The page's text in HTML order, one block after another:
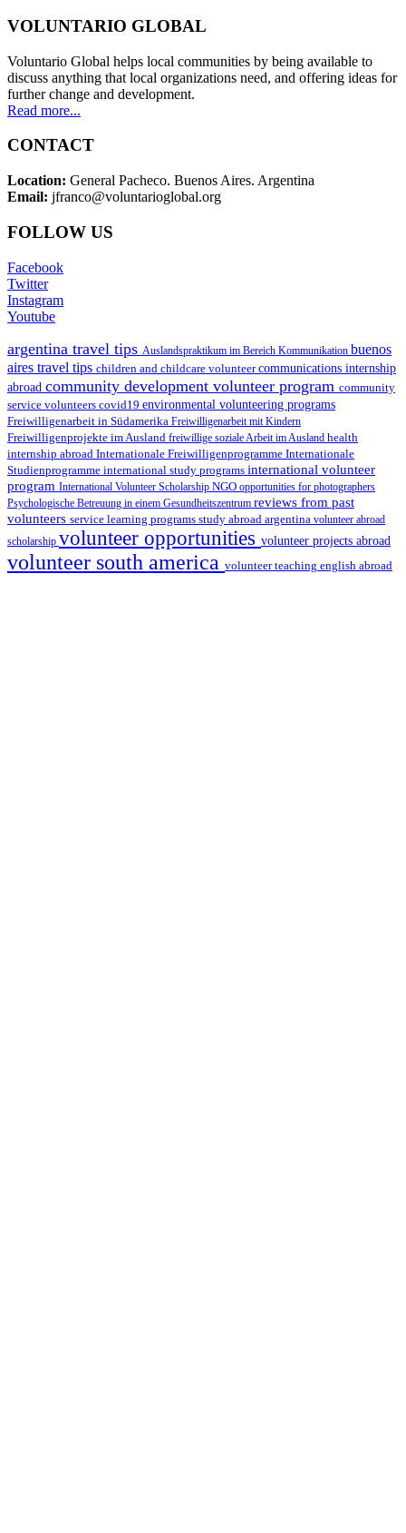
VOLUNTARIO GLOBAL
Voluntario Global helps local communities by being available to
discuss anything that local organizations need, and offering ideas for
further change and development.
Read more...
CONTACT
Location: General Pacheco. Buenos Aires. Argentina
Email: jfranco@voluntarioglobal.org
FOLLOW US
Facebook
Twitter
Instagram
Youtube
argentina travel tips Auslandspraktikum im Bereich Kommunikation buenos
aires travel tips children and childcare volunteercommunications internship
abroad community development volunteer program community
service volunteers covid19 environmental volunteering programs
Freiwilligenarbeit in Südamerika Freiwilligenarbeit mit Kindern
Freiwilligenprojekte im Ausland freiwillige soziale Arbeit im Ausland health
internship abroad Internationale Freiwilligenprogramme Internationale
Studienprogramme international study programs international volunteer
program International Volunteer Scholarship NGO opportunities for photographers
Psychologische Betreuung in einem Gesundheitszentrum reviews from past
volunteers service learning programs study abroad argentina volunteer abroad
scholarship volunteer opportunities volunteer projects abroad
volunteer south america volunteer teaching english abroad